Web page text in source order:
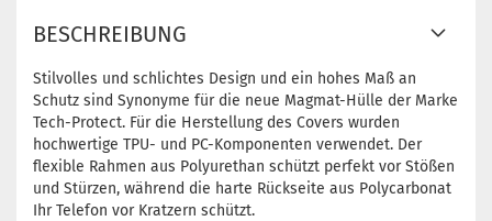
BESCHREIBUNG
Stilvolles und schlichtes Design und ein hohes Maß an
Schutz sind Synonyme für die neue Magmat-Hülle der Marke
Tech-Protect. Für die Herstellung des Covers wurden
hochwertige TPU- und PC-Komponenten verwendet. Der
flexible Rahmen aus Polyurethan schützt perfekt vor Stößen
und Stürzen, während die harte Rückseite aus Polycarbonat
Ihr Telefon vor Kratzern schützt.